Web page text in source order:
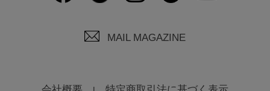
MAIL MAGAZINE